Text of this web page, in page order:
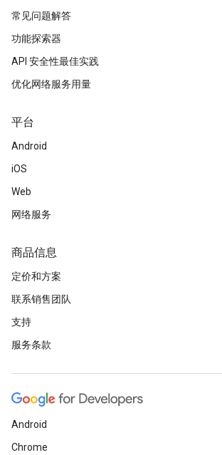
常见问题解答
功能探索器
API 安全性最佳实践
优化网络服务用量
平台
Android
iOS
Web
网络服务
商品信息
定价和方案
联系销售团队
支持
服务条款
Android
Chrome